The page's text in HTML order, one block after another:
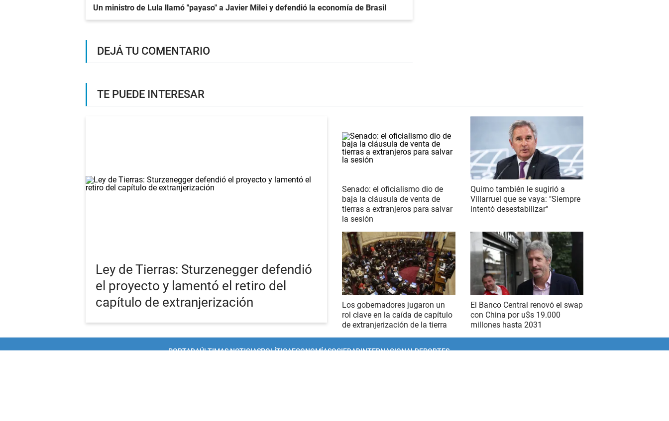
Un ministro de Lula llamó "payaso" a Javier Milei y defendió la economía de Brasil
DEJÁ TU COMENTARIO
TE PUEDE INTERESAR
Ley de Tierras: Sturzenegger defendió
el proyecto y lamentó el retiro del
capítulo de extranjerización
Senado: el oficialismo dio de
baja la cláusula de venta de
tierras a extranjeros para salvar
la sesión
Quirno también le sugirió a
Villarruel que se vaya: "Siempre
intentó desestabilizar"
Los gobernadores jugaron un
rol clave en la caída de capítulo
de extranjerización de la tierra
El Banco Central renovó el swap
con China por u$s 19.000
millones hasta 2031
PORTADAÚLTIMAS NOTICIASPOLÍTICAECONOMÍASOCIEDADINTERNACIONALDEPORTES